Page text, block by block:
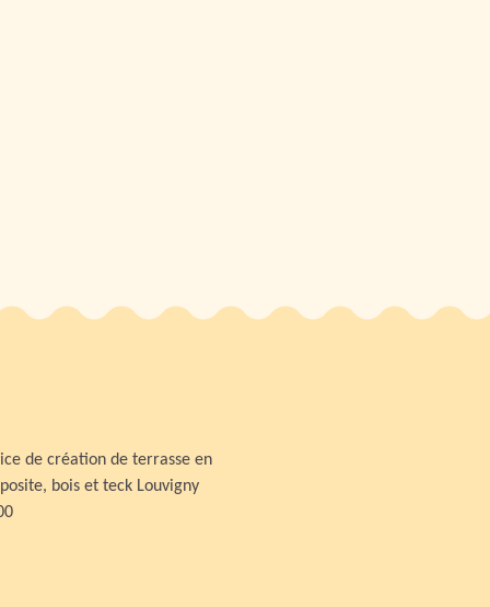
de création de terrasse en
bois et teck Louvigny